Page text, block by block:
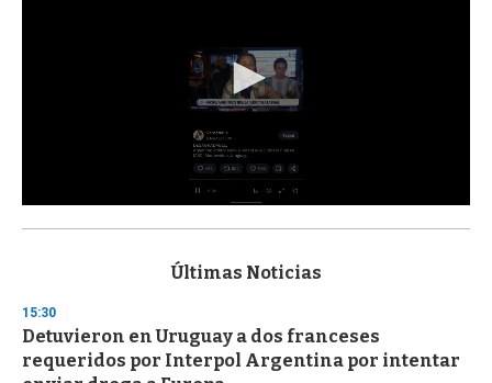
s
d
s
o
f
Últimas Noticias
15:30
Detuvieron en Uruguay a dos franceses
requeridos por Interpol Argentina por intentar